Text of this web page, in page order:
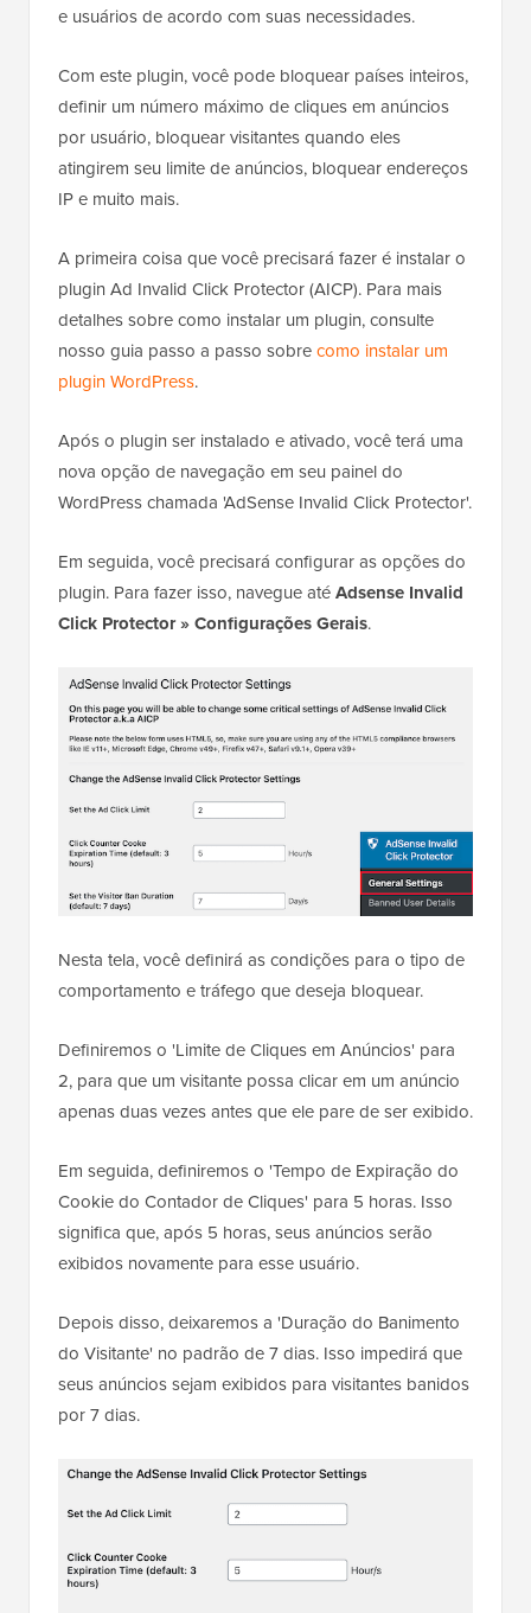
e usuários de acordo com suas necessidades.
Com este plugin, você pode bloquear países inteiros,
definir um número máximo de cliques em anúncios
por usuário, bloquear visitantes quando eles
atingirem seu limite de anúncios, bloquear endereços
IP e muito mais.
A primeira coisa que você precisará fazer é instalar o
plugin Ad Invalid Click Protector (AICP). Para mais
detalhes sobre como instalar um plugin, consulte
nosso guia passo a passo sobrecomo instalar um
plugin WordPress.
Após o plugin ser instalado e ativado, você terá uma
nova opção de navegação em seu painel do
WordPress chamada 'AdSense Invalid Click Protector'.
Em seguida, você precisará configurar as opções do
plugin. Para fazer isso, navegue atéAdsense Invalid
Click Protector » Configurações Gerais.
Nesta tela, você definirá as condições para o tipo de
comportamento e tráfego que deseja bloquear.
Definiremos o 'Limite de Cliques em Anúncios' para
2, para que um visitante possa clicar em um anúncio
apenas duas vezes antes que ele pare de ser exibido.
Em seguida, definiremos o 'Tempo de Expiração do
Cookie do Contador de Cliques' para 5 horas. Isso
significa que, após 5 horas, seus anúncios serão
exibidos novamente para esse usuário.
Depois disso, deixaremos a 'Duração do Banimento
do Visitante' no padrão de 7 dias. Isso impedirá que
seus anúncios sejam exibidos para visitantes banidos
por 7 dias.